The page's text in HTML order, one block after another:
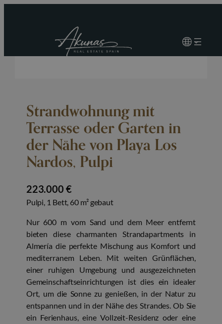
Strandwohnung mit
Terrasse oder Garten in
der Nähe von Playa Los
Nardos, Pulpi
223.000 €
Pulpi, 1 Bett, 60 m² gebaut
Nur 600 m vom Sand und dem Meer entfernt
bieten diese charmanten Strandapartments in
Almería die perfekte Mischung aus Komfort und
mediterranem Leben. Mit weiten Grünflächen,
einer ruhigen Umgebung und ausgezeichneten
Gemeinschaftseinrichtungen ist dies ein idealer
Ort, um die Sonne zu genießen, in der Natur zu
entspannen und in der Nähe des Strandes. Ob Sie
ein Ferienhaus, eine Vollzeit-Residenz oder eine